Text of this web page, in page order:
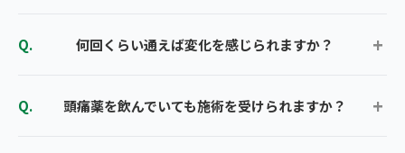
何回くらい通えば変化を感じられますか？
頭痛薬を飲んでいても施術を受けられますか？